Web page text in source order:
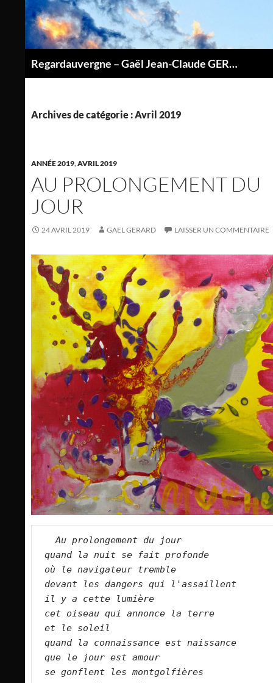
contenu
Regardauvergne – Gaël Jean-Claude GERARD
Archives de catégorie : Avril 2019
ANNÉE 2019,AVRIL 2019
AU PROLONGEMENT DU
JOUR
24 AVRIL 2019 GAEL GERARD LAISSER UN COMMENTAIRE
Au prolongement du jour
quand la nuit se fait profonde
où le navigateur tremble
devant les dangers qui l'assaillent
il y a cette lumière
cet oiseau qui annonce la terre
et le soleil
quand la connaissance est naissance
que le jour est amour
se gonflent les montgolfières